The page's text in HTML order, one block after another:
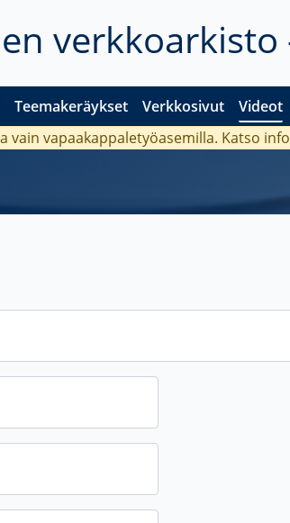
verkkoarkisto
Teemakeräykset Verkkosivut Videot
vain vapaakappaletyöasemilla. Katso